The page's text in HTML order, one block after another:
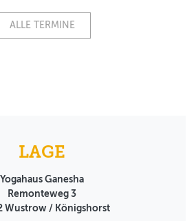
ALLE TERMINE
LAGE
Yogahaus Ganesha
Remonteweg 3
Wustrow / Königshorst